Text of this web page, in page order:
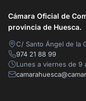
Cámara Oficial de
provincia de Huesca.
C/ Santo Ángel de la
974 21 88 99
Lunes a viernes de 9